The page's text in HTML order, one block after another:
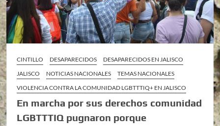
CINTILLO DESAPARECIDOS
DESAPARECIDOS EN JALISCO
JALISCO
NOTICIAS NACIONALES
TEMAS NACIONALES
VIOLENCIA CONTRA LA COMUNIDAD LGBTTTIQ+ EN JALISCO
En marcha por sus derechos comunidad
LGBTTTIQ pugnaron porque